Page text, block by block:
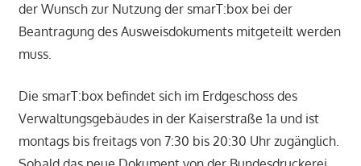
der Wunsch zur Nutzung der smarT:box bei der
Beantragung des Ausweisdokuments mitgeteilt werden
muss.
Die smarT:box befindet sich im Erdgeschoss des
Verwaltungsgebäudes in der Kaiserstraße 1a und ist
montags bis freitags von 7:30 bis 20:30 Uhr zugänglich.